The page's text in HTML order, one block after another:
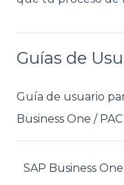
Guías de
Guía de usuario
Business One /
SAP Business One